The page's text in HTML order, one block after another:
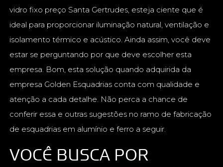
vidro fixo preço Santa Gertrudes, esteja ciente que é
ideal para proporcionar iluminação natural, ventilação e
isolamento térmico e acústico. Ainda assim, você deve
estar se perguntando por que deve escolher esta
empresa. Bom, esta solução quando adquirida da
empresa Golden Esquadrias conta com qualidade e
atenção a cada detalhe. Não perca a chance de
conferir essa e outras sugestões no ramo de fabricação
de esquadrias em alumínio e ferro a seguir.
VOCÊ BUSCA POR